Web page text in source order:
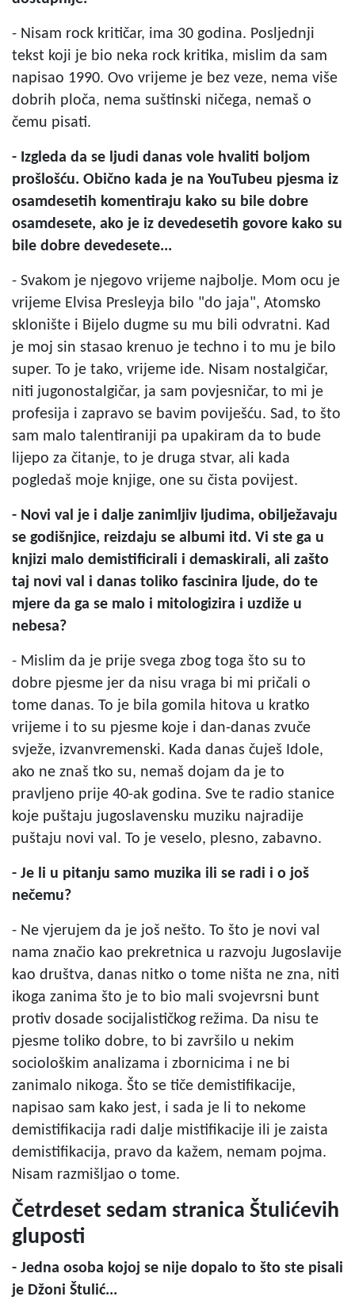
- Nisam rock kritičar, ima 30 godina. Posljednji
tekst koji je bio neka rock kritika, mislim da sam
napisao 1990. Ovo vrijeme je bez veze, nema više
dobrih ploča, nema suštinski ničega, nemaš o
čemu pisati.
- Izgleda da se ljudi danas vole hvaliti boljom
prošlošću. Obično kada je na YouTubeu pjesma iz
osamdesetih komentiraju kako su bile dobre
osamdesete, ako je iz devedesetih govore kako su
bile dobre devedesete...
- Svakom je njegovo vrijeme najbolje. Mom ocu je
vrijeme Elvisa Presleyja bilo "do jaja", Atomsko
sklonište i Bijelo dugme su mu bili odvratni. Kad
je moj sin stasao krenuo je techno i to mu je bilo
super. To je tako, vrijeme ide. Nisam nostalgičar,
niti jugonostalgičar, ja sam povjesničar, to mi je
profesija i zapravo se bavim poviješću. Sad, to što
sam malo talentiraniji pa upakiram da to bude
lijepo za čitanje, to je druga stvar, ali kada
pogledaš moje knjige, one su čista povijest.
- Novi val je i dalje zanimljiv ljudima, obilježavaju
se godišnjice, reizdaju se albumi itd. Vi ste ga u
knjizi malo demistificirali i demaskirali, ali zašto
taj novi val i danas toliko fascinira ljude, do te
mjere da ga se malo i mitologizira i uzdiže u
nebesa?
- Mislim da je prije svega zbog toga što su to
dobre pjesme jer da nisu vraga bi mi pričali o
tome danas. To je bila gomila hitova u kratko
vrijeme i to su pjesme koje i dan-danas zvuče
svježe, izvanvremenski. Kada danas čuješ Idole,
ako ne znaš tko su, nemaš dojam da je to
pravljeno prije 40-ak godina. Sve te radio stanice
koje puštaju jugoslavensku muziku najradije
puštaju novi val. To je veselo, plesno, zabavno.
- Je li u pitanju samo muzika ili se radi i o još
nečemu?
- Ne vjerujem da je još nešto. To što je novi val
nama značio kao prekretnica u razvoju Jugoslavije
kao društva, danas nitko o tome ništa ne zna, niti
ikoga zanima što je to bio mali svojevrsni bunt
protiv dosade socijalističkog režima. Da nisu te
pjesme toliko dobre, to bi završilo u nekim
sociološkim analizama i zbornicima i ne bi
zanimalo nikoga. Što se tiče demistifikacije,
napisao sam kako jest, i sada je li to nekome
demistifikacija radi dalje mistifikacije ili je zaista
demistifikacija, pravo da kažem, nemam pojma.
Nisam razmišljao o tome.
Četrdeset sedam stranica Štulićevih
gluposti
- Jedna osoba kojoj se nije dopalo to što ste pisali
je Džoni Štulić...